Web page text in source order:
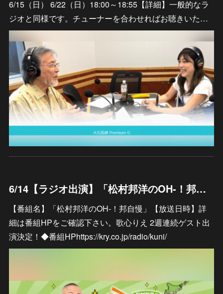
6/15（日） 6/22（日）18:00～18:55【詳細】一般的なラ
ジオと同様です。チューナーを合わせればお聴きいた…
6/14【ラジオ出演】「松村邦洋のOH-！邦自慢」
【番組名】「松村邦洋のOH-！邦自慢」【放送日時】詳
細は番組HPをご確認下さい。歌心りえ 2週連続ゲスト出
演決定！◆番組HPhttps://kry.co.jp/radio/kuni/